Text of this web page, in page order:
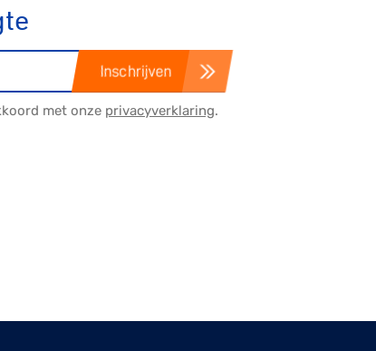
Inschrijven
met onze privacyverklaring.